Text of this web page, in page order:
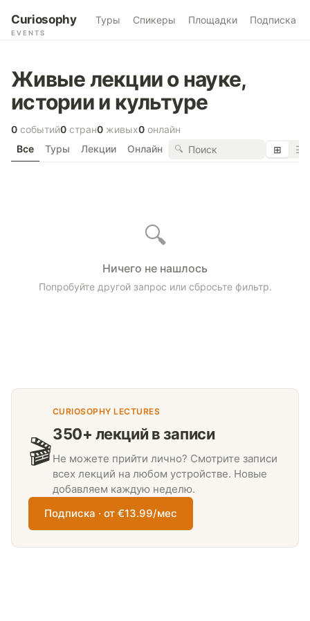
Curiosophy
EVENTS
Туры Спикеры Площадки Подписка
Живые лекции о науке,
истории и культуре
0 событий0 стран0 живых0 онлайн
Все
Туры Лекции Онлайн 🔍 ⊞ ☰
🔍
Ничего не нашлось
Попробуйте другой запрос или сбросьте фильтр.
🎬
CURIOSOPHY LECTURES
350+ лекций в записи
Не можете прийти лично? Смотрите записи
всех лекций на любом устройстве. Новые
добавляем каждую неделю.
Подписка · от €13.99/мес